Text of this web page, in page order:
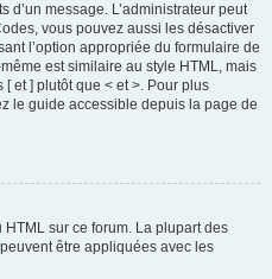
d’un message. L’administrateur peut
vous pouvez aussi les désactiver
l’option appropriée du formulaire de
est similaire au style HTML, mais
et ] plutôt que < et >. Pour plus
le guide accessible depuis la page de
sur ce forum. La plupart des
être appliquées avec les